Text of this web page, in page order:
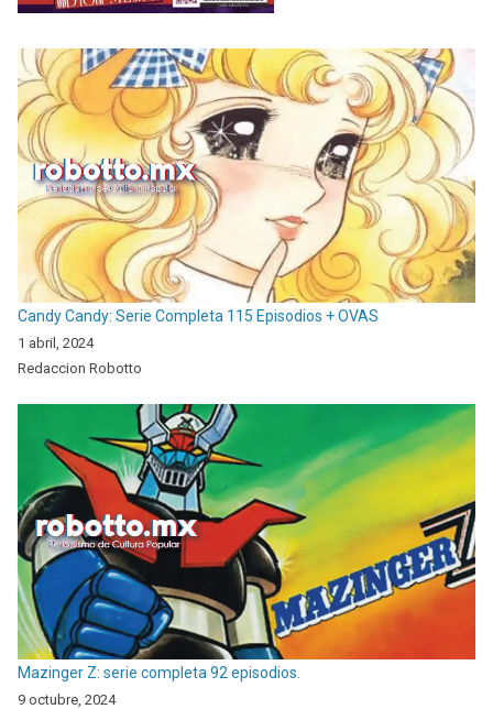
Candy Candy: Serie Completa 115 Episodios + OVAS
1 abril, 2024
Redaccion Robotto
Mazinger Z: serie completa 92 episodios.
9 octubre, 2024